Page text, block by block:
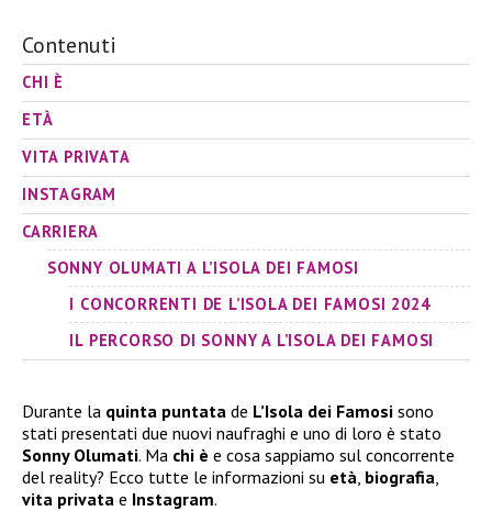
Contenuti
CHI È
ETÀ
VITA PRIVATA
INSTAGRAM
CARRIERA
SONNY OLUMATI A L’ISOLA DEI FAMOSI
I CONCORRENTI DE L’ISOLA DEI FAMOSI 2024
IL PERCORSO DI SONNY A L’ISOLA DEI FAMOSI
Durante la quinta puntata de L’Isola dei Famosi sono
stati presentati due nuovi naufraghi e uno di loro è stato
Sonny Olumati. Ma chi è e cosa sappiamo sul concorrente
del reality? Ecco tutte le informazioni su età biografia
vita privata e Instagram.